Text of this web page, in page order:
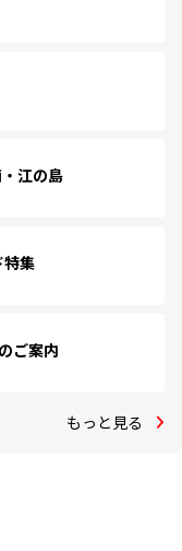
江の島
特集
ご案内
もっと見る